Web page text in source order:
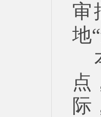
审
地
点
际